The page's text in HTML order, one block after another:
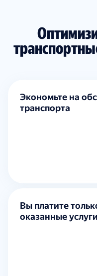
Экономьте на
транспорта
Вы платите
оказанные услуги